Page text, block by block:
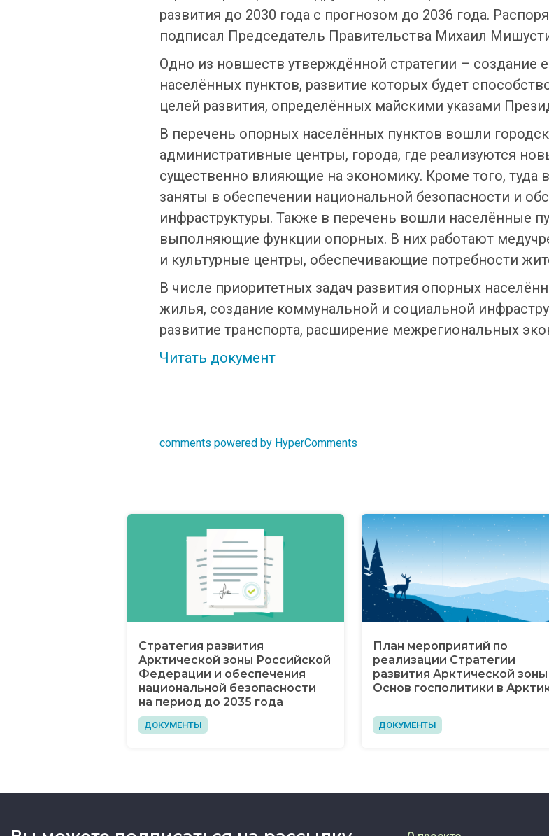
развития до 2030 года с прогнозом до 2036 года.
подписал Председатель Правительства Михаил
Одно из новшеств утверждённой стратегии – создание
населённых пунктов, развитие которых будет
целей развития, определённых майскими указами
В перечень опорных населённых пунктов вошли
административные центры, города, где реализуются
существенно влияющие на экономику. Кроме того,
заняты в обеспечении национальной безопасности и
инфраструктуры. Также в перечень вошли населённые
выполняющие функции опорных. В них работают
и культурные центры, обеспечивающие потребности
В числе приоритетных задач развития опорных
жилья, создание коммунальной и социальной
развитие транспорта, расширение межрегиональных
Читать документ
comments powered by HyperComments
Стратегия развития
Арктической зоны Российской
Федерации и обеспечения
национальной безопасности
на период до 2035 года
ДОКУМЕНТЫ
План мероприятий по
реализации Стратегии
развития Арктической зоны
Основ госполитики в
ДОКУМЕНТЫ